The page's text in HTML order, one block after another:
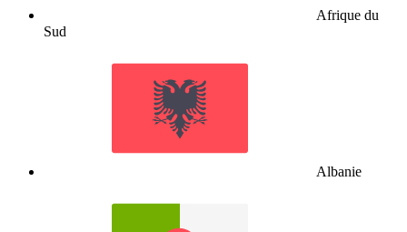
Afrique du
Sud
Albanie